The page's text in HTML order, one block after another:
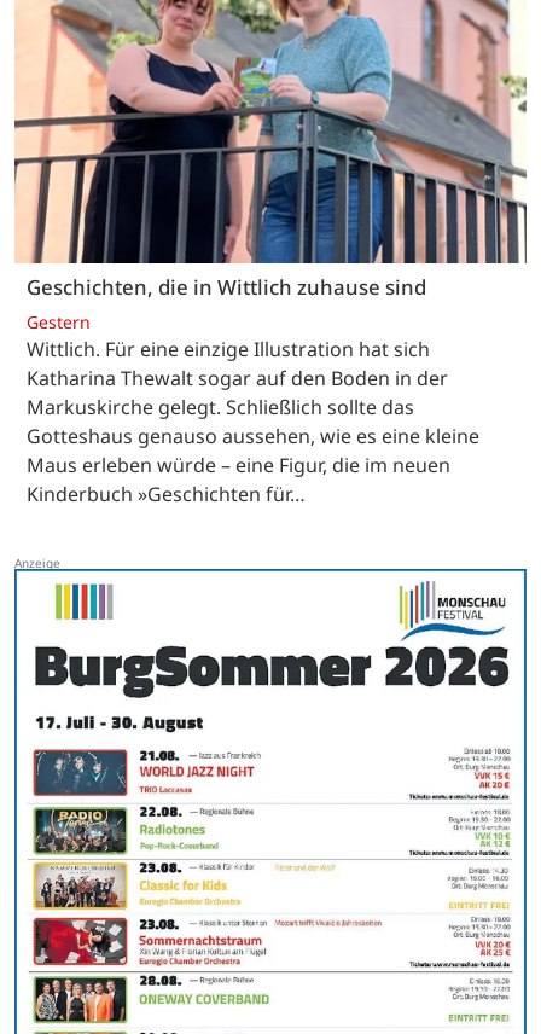
Geschichten, die in Wittlich zuhause sind
Gestern
Wittlich. Für eine einzige Illustration hat sich
Katharina Thewalt sogar auf den Boden in der
Markuskirche gelegt. Schließlich sollte das
Gotteshaus genauso aussehen, wie es eine kleine
Maus erleben würde – eine Figur, die im neuen
Kinderbuch »Geschichten für…